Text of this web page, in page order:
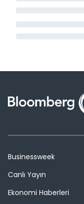
Businessweek
Canlı Yayın
Ekonomi Haberleri